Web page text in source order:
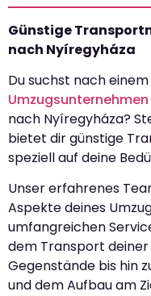
Günstige
nach Nyíregyháza
Du suchst nach
Umzugsunternehmen
nach Nyíregyháza?
bietet dir günstige
speziell auf deine
Unser erfahrenes
Aspekte deines
umfangreichen
dem Transport
Gegenstände bis hin
und dem Aufbau am